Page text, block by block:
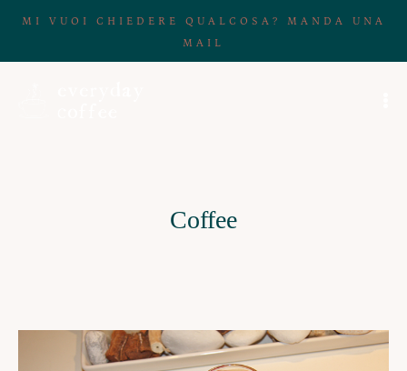
MI VUOI CHIEDERE QUALCOSA? MANDA UNA
MAIL
Coffee